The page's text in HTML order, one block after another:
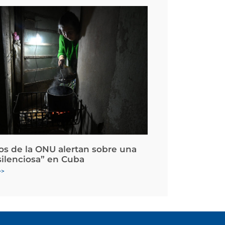
de la ONU alertan sobre una
en Cuba